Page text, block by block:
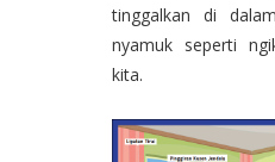
tinggalkan di
nyamuk seperti
kita.